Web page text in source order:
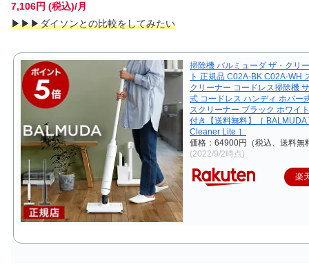
7,106円 (税込)/月
▶▶▶ダイソンとの比較をしてみたい
掃除機 バルミューダ ザ・クリ
ト 正規品 C02A-BK C02A-WH
クリーナー コードレス掃除機
式 コードレス ハンディ ホバー
スクリーナー ブラック ホワイ
付き【送料無料】［ BALMUDA
Cleaner Lite ］
価格：64900円（税込、送料無
(2022/9/2時点)
楽